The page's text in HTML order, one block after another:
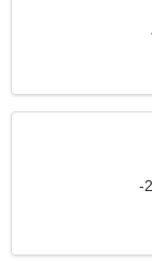
مرد مجرد به دنبال همسر 25-